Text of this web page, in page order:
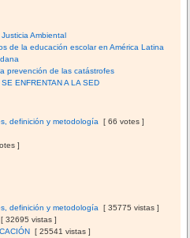
Ambiental
de la educación escolar en América Latina
prevención de las catástrofes
ENFRENTAN A LA SED
definición y metodología
[ 66 votes ]
]
definición y metodología
[ 35775 vistas ]
[ 32695 vistas ]
[ 25541 vistas ]